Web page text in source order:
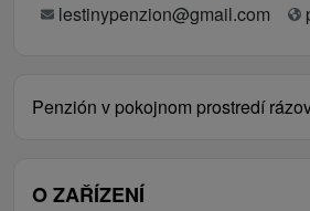
lestinypenzion@gmail.com
Penzión v pokojnom prostredí
O ZAŘÍZENÍ